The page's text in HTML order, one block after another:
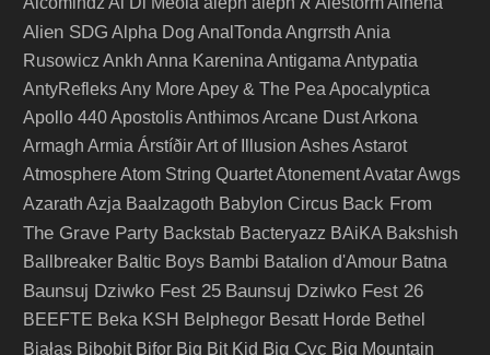
Alien SDG Alpha Dog AnalTonda Angrrsth Ania
Rusowicz Ankh Anna Karenina Antigama Antypatia
AntyRefleksAny MoreApey & The Pea Apocalyptica
Apollo 440Apostolis AnthimosArcane DustArkona
Armagh Armia ÁrstíðirArt of Illusion AshesAstarot
AtmosphereAtom String QuartetAtonementAvatarAwgs
Azarath Azja Baalzagoth Babylon Circus Back From
The Grave Party Backstab Bacteryazz BAiKA Bakshish
Ballbreaker Baltic Boys Bambi Batalion d'Amour Batna
Baunsuj Dziwko Fest 25 Baunsuj Dziwko Fest 26
BEEFTE Beka KSH Belphegor Besatt Horde Bethel
Białas Bibobit Bifor Big Bit Kid Big Cyc Big Mountain